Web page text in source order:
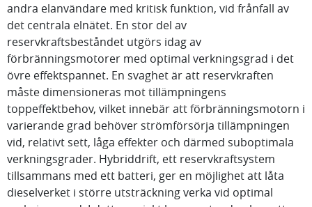
andra elanvändare med kritisk funktion, vid frånfall av
det centrala elnätet. En stor del av
reservkraftsbeståndet utgörs idag av
förbränningsmotorer med optimal verkningsgrad i det
övre effektspannet. En svaghet är att reservkraften
måste dimensioneras mot tillämpningens
toppeffektbehov, vilket innebär att förbränningsmotorn i
varierande grad behöver strömförsörja tillämpningen
vid, relativt sett, låga effekter och därmed suboptimala
verkningsgrader. Hybriddrift, ett reservkraftsystem
tillsammans med ett batteri, ger en möjlighet att låta
dieselverket i större utsträckning verka vid optimal